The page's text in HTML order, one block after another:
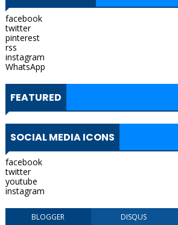
facebook
twitter
pinterest
rss
instagram
WhatsApp
FEATURED
SOCIAL MEDIA ICONS
facebook
twitter
youtube
instagram
BLOGGER DISQUS